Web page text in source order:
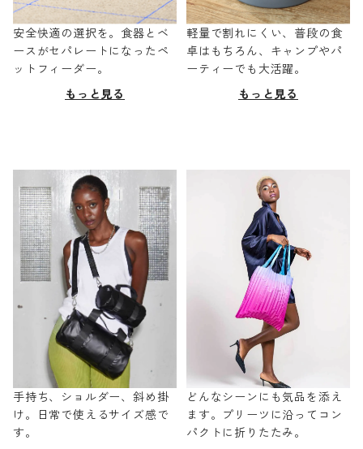
安全快適の選択を。食器とベ
ースがセパレートになったペ
ットフィーダー。
もっと見る
軽量で割れにくい、普段の食
卓はもちろん、キャンプやパ
ーティーでも大活躍。
もっと見る
手持ち、ショルダー、斜め掛
け。日常で使えるサイズ感で
す。
どんなシーンにも気品を添え
ます。プリーツに沿ってコン
パクトに折りたたみ。